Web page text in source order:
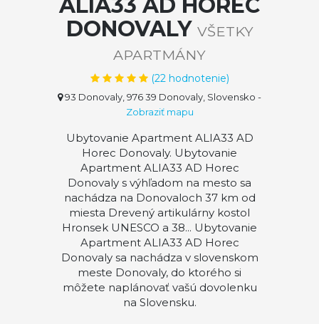
ALIA33 AD HOREC
DONOVALY VŠETKY
APARTMÁNY
(22hodnotenie)
93 Donovaly, 976 39 Donovaly, Slovensko -
Zobraziť mapu
Ubytovanie Apartment ALIA33 AD
Horec Donovaly. Ubytovanie
Apartment ALIA33 AD Horec
Donovaly s výhľadom na mesto sa
nachádza na Donovaloch 37 km od
miesta Drevený artikulárny kostol
Hronsek UNESCO a 38... Ubytovanie
Apartment ALIA33 AD Horec
Donovaly sa nachádza v slovenskom
meste Donovaly, do ktorého si
môžete naplánovať vašú dovolenku
na Slovensku.